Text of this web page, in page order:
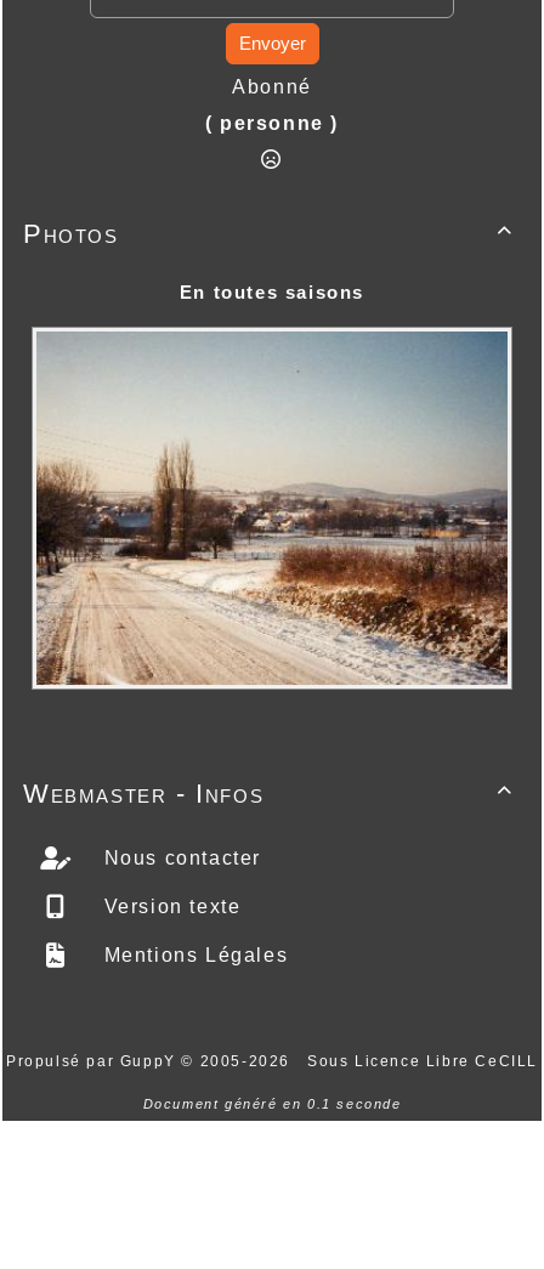
Envoyer
Abonné
( personne )

Photos
En toutes saisons

Webmaster - Infos
Nous contacter
Version texte
Mentions Légales
Propulsé par GuppY© 2005-2026 Sous Licence Libre CeCILL
Document généré en 0.1 seconde